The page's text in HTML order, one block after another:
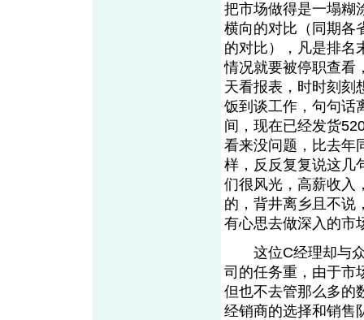
把市场做得是一塌糊
横向的对比（同期各
的对比），凡是排名
情况就要被停职查看
天看报表，时时刻刻
饭到谈工作，句句话
间，现在已经发货
看来没问题，比去
样，反反复复说这几
们很风光，高薪收入
的，背井离乡且不说
有心思去做深入的市
这位C经理却与众
司的任务重，由于市
但也不去管那么多的
经销商的选择和销售